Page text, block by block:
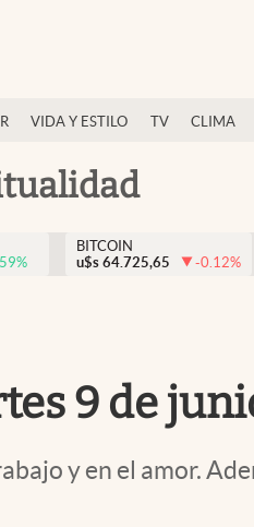
VIDA Y ESTILO TV CLIMA
%
BITCOIN
u$s 64.725,65 -0.12%
9 de
y en el amor.